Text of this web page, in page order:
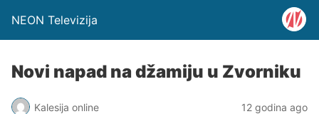
NEON Televizija
Novi napad na džamiju u Zvorniku
Kalesija online 12 godina ago